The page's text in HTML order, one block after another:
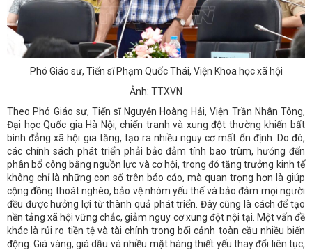
Phó Giáo sư, Tiến sĩ Phạm Quốc Thái, Viện Khoa học xã hội
Ảnh: TTXVN
Theo Phó Giáo sư, Tiến sĩ Nguyễn Hoàng Hải, Viện Trần Nhân Tông,
Đại học Quốc gia Hà Nội, chiến tranh và xung đột thường khiến bất
bình đẳng xã hội gia tăng, tạo ra nhiều nguy cơ mất ổn định. Do đó,
các chính sách phát triển phải bảo đảm tính bao trùm, hướng đến
phân bổ công bằng nguồn lực và cơ hội, trong đó tăng trưởng kinh tế
không chỉ là những con số trên báo cáo, mà quan trọng hơn là giúp
cộng đồng thoát nghèo, bảo vệ nhóm yếu thế và bảo đảm mọi người
đều được hưởng lợi từ thành quả phát triển. Đây cũng là cách để tạo
nền tảng xã hội vững chắc, giảm nguy cơ xung đột nội tại. Một vấn đề
khác là rủi ro tiền tệ và tài chính trong bối cảnh toàn cầu nhiều biến
động. Giá vàng, giá dầu và nhiều mặt hàng thiết yếu thay đổi liên tục,